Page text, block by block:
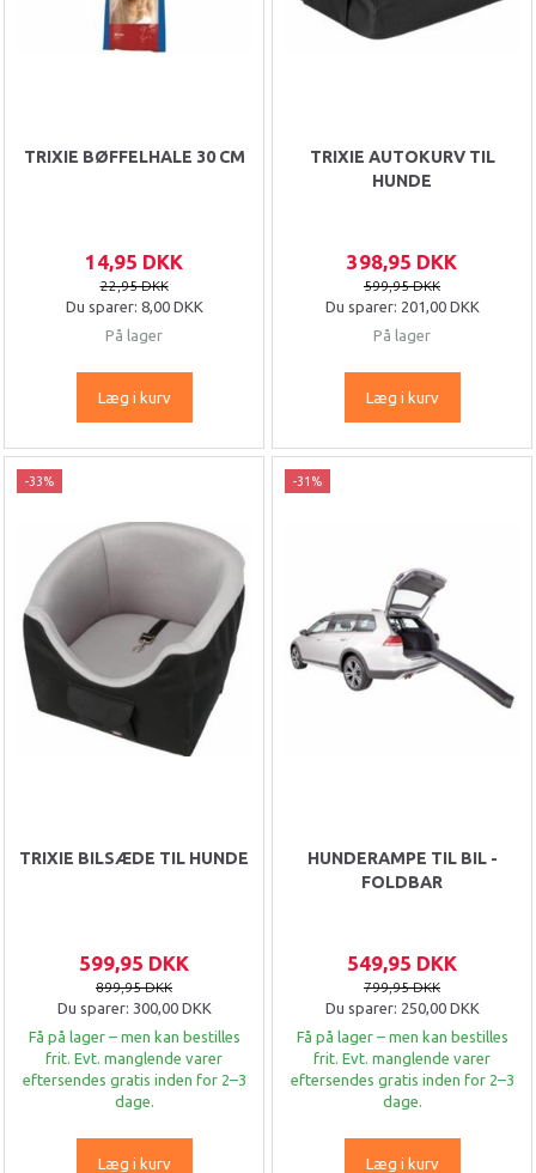
TRIXIE BØFFELHALE 30 CM
14,95 DKK
22,95 DKK
Du sparer: 8,00 DKK
På lager
Læg i kurv
TRIXIE AUTOKURV TIL
HUNDE
398,95 DKK
599,95 DKK
Du sparer: 201,00 DKK
På lager
Læg i kurv
-33%
TRIXIE BILSÆDE TIL HUNDE
599,95 DKK
899,95 DKK
Du sparer: 300,00 DKK
Få på lager – men kan bestilles
frit. Evt. manglende varer
eftersendes gratis inden for 2–3
dage.
Læg i kurv
-31%
HUNDERAMPE TIL BIL -
FOLDBAR
549,95 DKK
799,95 DKK
Du sparer: 250,00 DKK
Få på lager – men kan bestilles
frit. Evt. manglende varer
eftersendes gratis inden for 2–3
dage.
Læg i kurv